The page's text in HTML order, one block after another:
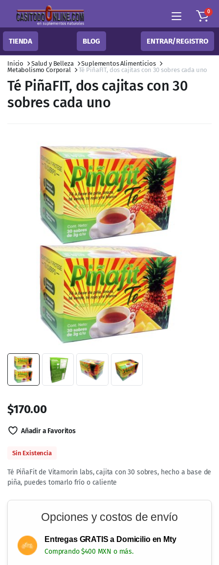
0
TIENDA BLOG ENTRAR/REGISTRO
Inicio Salud y Belleza
Suplementos Alimenticios
Metabolismo Corporal
Té PiñaFIT, dos cajitas con 30 sobres cada uno
Té PiñaFIT, dos cajitas con 30
sobres cada uno
$170.00
Añadir a Favoritos
Sin Existencia
Té PiñaFit de Vitamorin labs, cajita con 30 sobres, hecho a base de
piña, puedes tomarlo frío o caliente
Opciones y costos de envío
Entregas GRATIS a Domicilio en Mty
Comprando $400 MXN o más.